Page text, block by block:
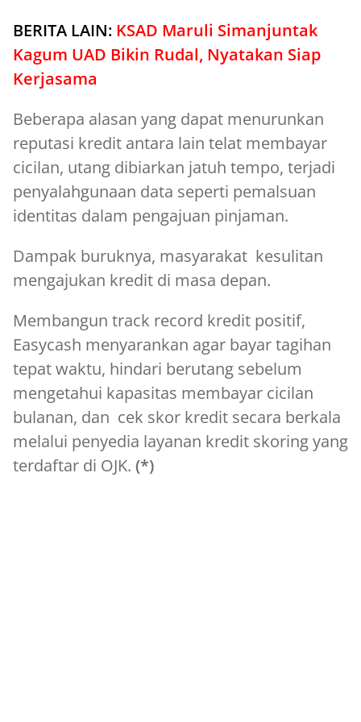
BERITA LAIN: KSAD Maruli Simanjuntak
Kagum UAD Bikin Rudal, Nyatakan Siap
Kerjasama
Beberapa alasan yang dapat menurunkan
reputasi kredit antara lain telat membayar
cicilan, utang dibiarkan jatuh tempo, terjadi
penyalahgunaan data seperti pemalsuan
identitas dalam pengajuan pinjaman.
Dampak buruknya, masyarakat kesulitan
mengajukan kredit di masa depan.
Membangun track record kredit positif,
Easycash menyarankan agar bayar tagihan
tepat waktu, hindari berutang sebelum
mengetahui kapasitas membayar cicilan
bulanan, dan cek skor kredit secara berkala
melalui penyedia layanan kredit skoring yang
terdaftar di OJK. (*)